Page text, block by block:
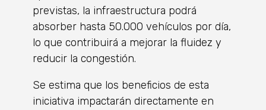
previstas, la infraestructura podrá
absorber hasta 50.000 vehículos por día,
lo que contribuirá a mejorar la fluidez y
reducir la congestión.
Se estima que los beneficios de esta
iniciativa impactarán directamente en